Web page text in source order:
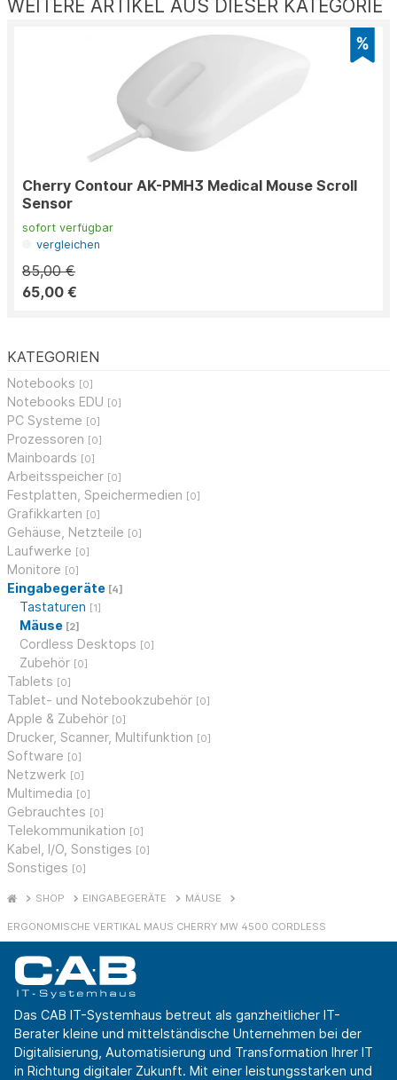
KATEGORIEN
Notebooks [0]
Notebooks EDU [0]
PC Systeme [0]
Prozessoren [0]
Mainboards [0]
Arbeitsspeicher [0]
Festplatten, Speichermedien [0]
Grafikkarten [0]
Gehäuse, Netzteile [0]
Laufwerke [0]
Monitore [0]
Eingabegeräte [4]
Tastaturen [1]
Mäuse [2]
Cordless Desktops [0]
Zubehör [0]
Tablets [0]
Tablet- und Notebookzubehör [0]
Apple & Zubehör [0]
Drucker, Scanner, Multifunktion [0]
Software [0]
Netzwerk [0]
Multimedia [0]
Gebrauchtes [0]
Telekommunikation [0]
Kabel, I/O, Sonstiges [0]
Sonstiges [0]
WEITERE ARTIKEL AUS DIESER KATEGORIE
Cherry Contour AK-PMH3 Medical Mouse Scroll
Sensor
sofort verfügbar
vergleichen
85,00 €
65,00 €
SHOP EINGABEGERÄTE MÄUSE
ERGONOMISCHE VERTIKAL MAUS CHERRY MW 4500 CORDLESS
Das CAB IT-Systemhaus betreut als ganzheitlicher IT-
Berater kleine und mittelständische Unternehmen bei der
Digitalisierung, Automatisierung und Transformation Ihrer IT
in Richtung digitaler Zukunft. Mit einer leistungsstarken und